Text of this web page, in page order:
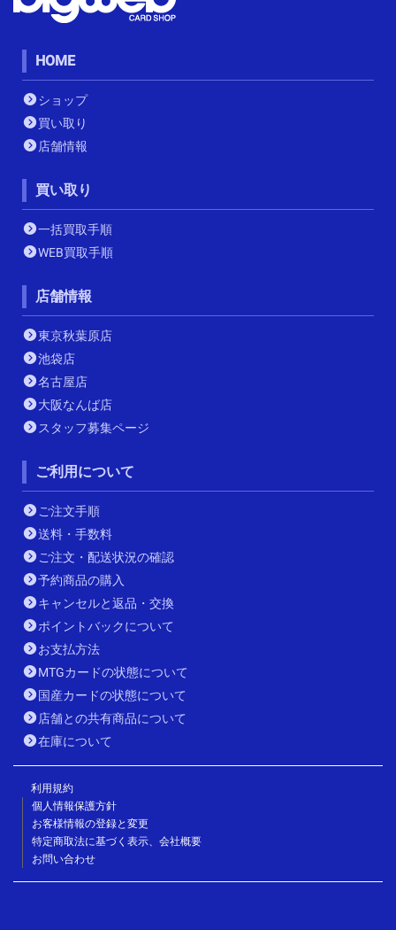
HOME
ショップ
買い取り
店舗情報
買い取り
一括買取手順
WEB買取手順
店舗情報
東京秋葉原店
池袋店
名古屋店
大阪なんば店
スタッフ募集ページ
ご利用について
ご注文手順
送料・手数料
ご注文・配送状況の確認
予約商品の購入
キャンセルと返品・交換
ポイントバックについて
お支払方法
MTGカードの状態について
国産カードの状態について
店舗との共有商品について
在庫について
利用規約
個人情報保護方針
お客様情報の登録と変更
特定商取法に基づく表示、会社概要
お問い合わせ